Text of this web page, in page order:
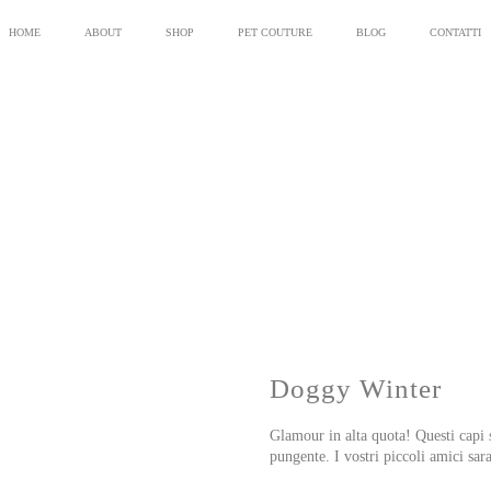
HOME ABOUT SHOP PET COUTURE BLOG CONTATTI
Doggy Winter
Glamour in alta quota! Questi capi
pungente. I vostri piccoli amici